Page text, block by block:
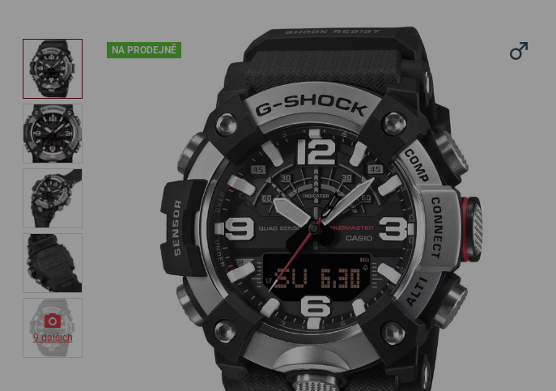
NA PRODEJNĚ
9 dalších